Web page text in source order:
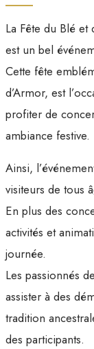
La Fête du Blé et
est un bel
Cette fête
d’Armor, est
profiter de
ambiance festive.
Ainsi,
visiteurs de tous
En plus des
activités et
journée.
Les passionnés
assister à des
tradition
des participants.